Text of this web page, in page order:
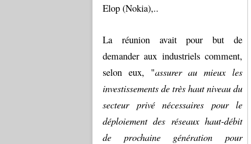
Elop (Nokia),..
La réunion avait pour but de
demander aux industriels comment,
selon eux, "assurer au mieux les
investissements de très haut niveau du
secteur privé nécessaires pour le
déploiement des réseaux haut-débit
de prochaine génération pour